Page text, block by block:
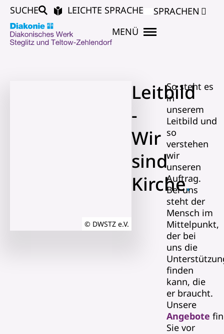
SUCHE LEICHTE SPRACHE
SPRACHEN
MENÜ
Leitbild
-
Wir
sind
Kirche.
So steht es
in
unserem
Leitbild und
so
verstehen
wir
unseren
Auftrag.
Bei uns
steht der
Mensch im
Mittelpunkt,
der bei
uns die
finden
kann, die
er braucht.
Unsere
Angebote
Sie vor
© DWSTZ e.V.